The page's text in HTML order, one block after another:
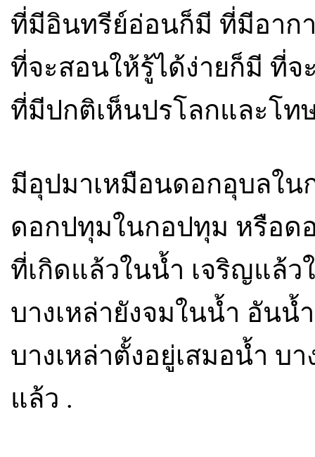
ที่มีอินทรีย์อ่อนก็มี ที่มีอาก
ที่จะสอนให้รู้ได้ง่ายก็มี ที่จ
ที่มีปกติเห็นปรโลกและโท
มีอุปมาเหมือนดอกอุบลใน
ดอกปทุมในกอปทุม หรือ
ที่เกิดแล้วในน้ำ เจริญแล้ว
บางเหล่ายังจมในน้ำ อันน้ำ
บางเหล่าตั้งอยู่เสมอน้ำ บ
แล้ว .